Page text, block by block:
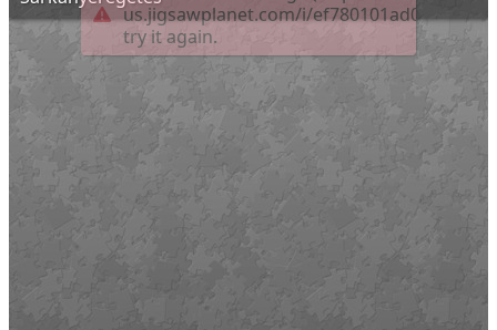
Kezdőoldal
Program
Vaszary Képtár
TiTi Táncház
Kulturális Piac
Fafaragók
Hagyományőrzők
Keramikusok, fazekasok
Népi iparművészek
TOP-6.9.2-16 projekt
Helytörténeti kiadvány
Egyéb kulturális programok